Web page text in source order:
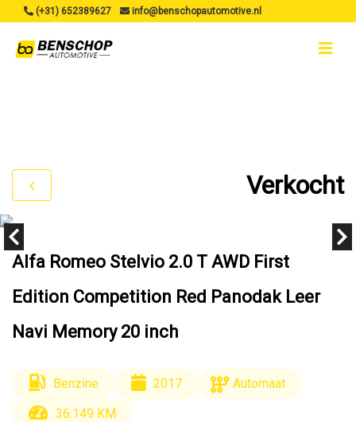
(+31) 652389627 info@benschopautomotive.nl
Verkocht
Alfa Romeo Stelvio 2.0 T AWD First
Edition Competition Red Panodak Leer
Navi Memory 20 inch
Benzine 2017
Automaat
36.149 KM